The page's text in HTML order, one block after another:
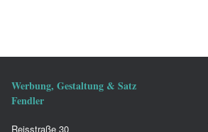
Werbung, Gestaltung & Satz
Fendler
Reisstraße 30